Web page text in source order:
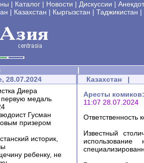
| Каталог | Новости | Дискуссии |
| Казахстан | Кыргызстан | Таджикистан |
|
28.07.2024
Диера
первую медаль
Гусман
призером
историк,
ребенку, не
Казахстан |
Аресты
11:07 28.07.2024
Известный